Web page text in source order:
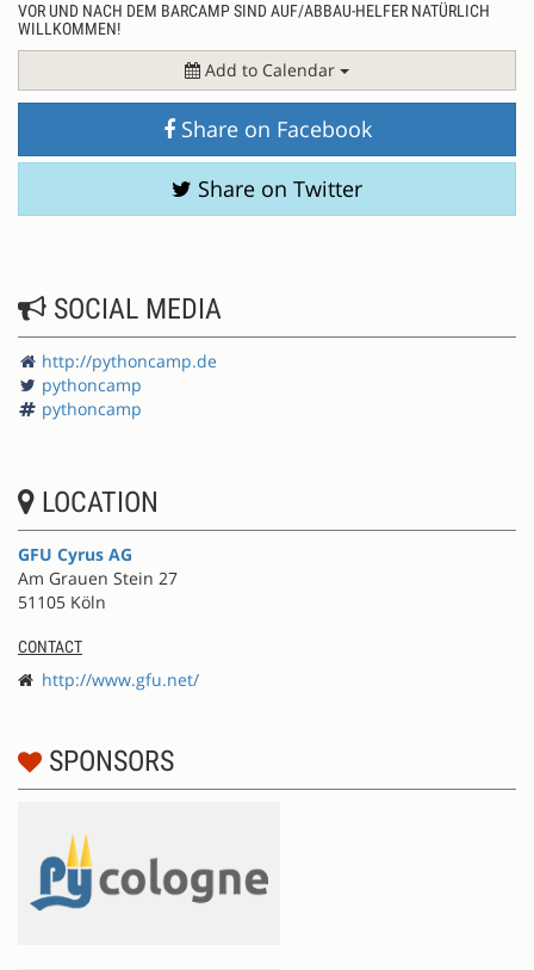
VOR UND NACH DEM BARCAMP SIND AUF/ABBAU-HELFER NATÜRLICH
WILLKOMMEN!
Add to Calendar
Share on Facebook
Share on Twitter
SOCIAL MEDIA
http://pythoncamp.de
pythoncamp
pythoncamp
LOCATION
GFU Cyrus AG
Am Grauen Stein 27
51105 Köln
CONTACT
http://www.gfu.net/
SPONSORS